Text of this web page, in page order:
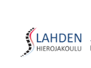
sisältöön